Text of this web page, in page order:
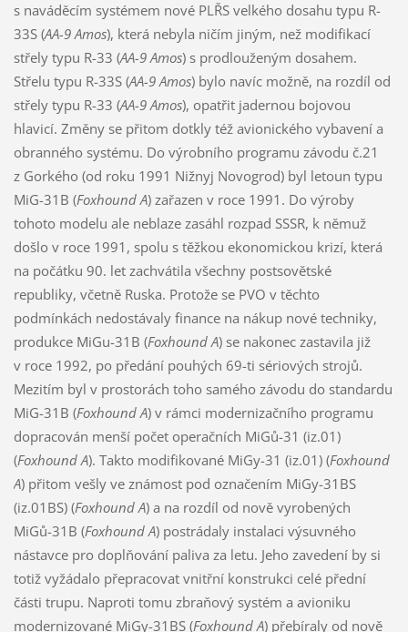
s naváděcím systémem nové PLŘS velkého dosahu typu R-
33S (AA-9 Amos), která nebyla ničím jiným, než modifikací
střely typu R-33 (AA-9 Amos) s prodlouženým dosahem.
Střelu typu R-33S (AA-9 Amos) bylo navíc možně, na rozdíl od
střely typu R-33 (AA-9 Amos), opatřit jadernou bojovou
hlavicí. Změny se přitom dotkly též avionického vybavení a
obranného systému. Do výrobního programu závodu č.21
z Gorkého (od roku 1991 Nižnyj Novogrod) byl letoun typu
MiG-31B (Foxhound A) zařazen v roce 1991. Do výroby
tohoto modelu ale neblaze zasáhl rozpad SSSR, k němuž
došlo v roce 1991, spolu s těžkou ekonomickou krizí, která
na počátku 90. let zachvátila všechny postsovětské
republiky, včetně Ruska. Protože se PVO v těchto
podmínkách nedostávaly finance na nákup nové techniky,
produkce MiGu-31B (Foxhound A) se nakonec zastavila již
v roce 1992, po předání pouhých 69-ti sériových strojů.
Mezitím byl v prostorách toho samého závodu do standardu
MiG-31B (Foxhound A) v rámci modernizačního programu
dopracován menší počet operačních MiGů-31 (iz.01)
(Foxhound A). Takto modifikované MiGy-31 (iz.01) (Foxhound
A) přitom vešly ve známost pod označením MiGy-31BS
(iz.01BS) (Foxhound A) a na rozdíl od nově vyrobených
MiGů-31B (Foxhound A) postrádaly instalaci výsuvného
nástavce pro doplňování paliva za letu. Jeho zavedení by si
totiž vyžádalo přepracovat vnitřní konstrukci celé přední
části trupu. Naproti tomu zbraňový systém a avioniku
modernizované MiGy-31BS (Foxhound A) přebíraly od nově